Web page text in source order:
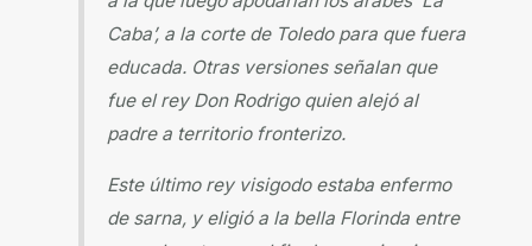
Caba’, a la corte de Toledo para que fuera
educada. Otras versiones señalan que
fue el rey Don Rodrigo quien alejó al
padre a territorio fronterizo.
Este último rey visigodo estaba enfermo
de sarna, y eligió a la bella Florinda entre